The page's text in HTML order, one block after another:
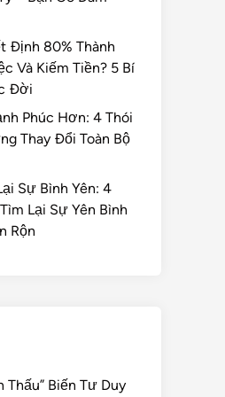
Định 80% Thành
Và Kiếm Tiền? 5 Bí
Đời
Phúc Hơn: 4 Thói
Thay Đổi Toàn Bộ
Sự Bình Yên: 4
Lại Sự Yên Bình
Rộn
Thấu” Biến Tư Duy